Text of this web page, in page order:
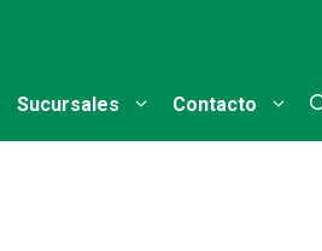
Sucursales Contacto